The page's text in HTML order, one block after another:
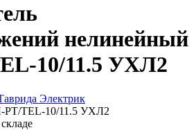
нелинейный
10/11.5 УХЛ2
Электрик
РT/TEL-10/11.5 УХЛ2